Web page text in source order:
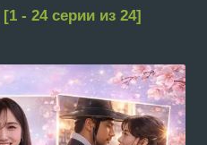
- 24 серии из 24]